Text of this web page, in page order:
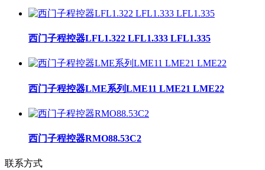
西门子程控器LFL1.322 LFL1.333 LFL1.335
西门子程控器LME系列LME11 LME21 LME22
西门子程控器RMO88.53C2
联系方式